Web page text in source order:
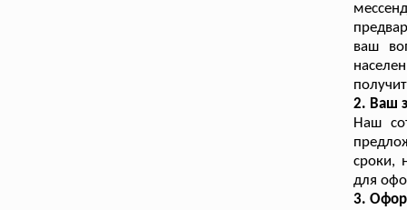
ваш
2. Ваш
Наш
сроки,
для
3.